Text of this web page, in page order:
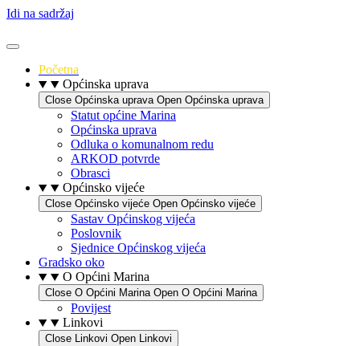
Idi na sadržaj
Početna
Općinska uprava
Close Općinska uprava Open Općinska uprava
Statut općine Marina
Općinska uprava
Odluka o komunalnom redu
ARKOD potvrde
Obrasci
Općinsko vijeće
Close Općinsko vijeće Open Općinsko vijeće
Sastav Općinskog vijeća
Poslovnik
Sjednice Općinskog vijeća
Gradsko oko
O Općini Marina
Close O Općini Marina Open O Općini Marina
Povijest
Linkovi
Close Linkovi Open Linkovi